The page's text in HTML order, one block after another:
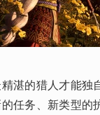
湛的猎人才能独
任务、新类型